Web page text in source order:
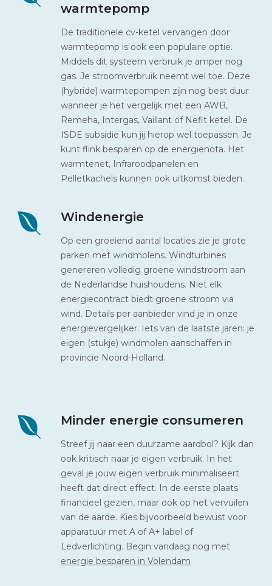
warmtepomp
De traditionele cv-ketel vervangen door
warmtepomp is ook een populaire optie.
Middels dit systeem verbruik je amper nog
gas. Je stroomverbruik neemt wel toe. Deze
(hybride) warmtepompen zijn nog best duur
wanneer je het vergelijk met een AWB,
Remeha, Intergas, Vaillant of Nefit ketel. De
ISDE subsidie kun jij hierop wel toepassen. Je
kunt flink besparen op de energienota. Het
warmtenet, Infraroodpanelen en
Pelletkachels kunnen ook uitkomst bieden.
Windenergie
Op een groeiend aantal locaties zie je grote
parken met windmolens. Windturbines
genereren volledig groene windstroom aan
de Nederlandse huishoudens. Niet elk
energiecontract biedt groene stroom via
wind. Details per aanbieder vind je in onze
energievergelijker. Iets van de laatste jaren: je
eigen (stukje) windmolen aanschaffen in
provincie Noord-Holland.
Minder energie consumeren
Streef jij naar een duurzame aardbol? Kijk dan
ook kritisch naar je eigen verbruik. In het
geval je jouw eigen verbruik minimaliseert
heeft dat direct effect. In de eerste plaats
financieel gezien, maar ook op het vervuilen
van de aarde. Kies bijvoorbeeld bewust voor
apparatuur met A of A+ label of
Ledverlichting. Begin vandaag nog met
energie besparen in Volendam